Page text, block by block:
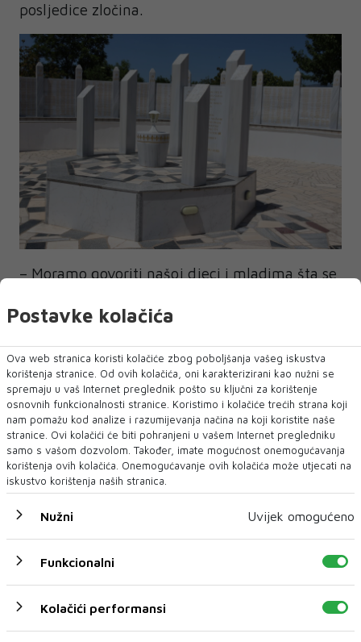
posljedice zločina.
– Moramo govoriti našoj djeci i mladima šta se
smiju pasti u zaborav, jer zaborav vodi
čuvamo istinu i sjećanje na nevino stradale
kako se takvo zlo nikada i nikome ne bi
ponovilo – naglasio je Kujan.
U okviru obilježavanja planirani su programi i
u Kruševljanima, Preslici i drugim mjestima
nevesinjskog kraja, gdje će tokom jula biti
proučene hatma-dove i organizirani prigodni
programi sjećanja na žrtve agresije.
Postavke kolačića
Ova web stranica koristi kolačiće zbog poboljšanja vašeg iskustva
korištenja stranice. Od ovih kolačića, oni karakterizirani kao nužni se
spremaju u vaš Internet preglednik pošto su ključni za korištenje
osnovnih funkcionalnosti stranice. Koristimo i kolačiće trećih strana koji
nam pomažu kod analize i razumijevanja načina na koji koristite naše
stranice. Ovi kolačići će biti pohranjeni u vašem Internet pregledniku
samo s vašom dozvolom. Također, imate mogućnost onemogućavanja
korištenja ovih kolačića. Onemogućavanje ovih kolačića može utjecati na
iskustvo korištenja naših stranica.
Nužni Uvijek omogućeno
Funkcionalni
Kolačići performansi